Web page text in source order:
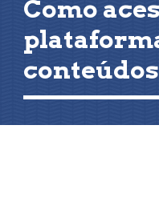
Como